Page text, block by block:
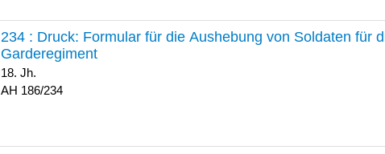
234 : Druck: Formular für die Aushebung von Soldaten für
Garderegiment
18. Jh.
186/234